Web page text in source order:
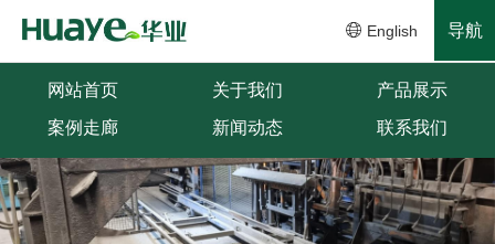
导航
English
网站首页 关于我们
产品展示
案例走廊
新闻动态 联系我们